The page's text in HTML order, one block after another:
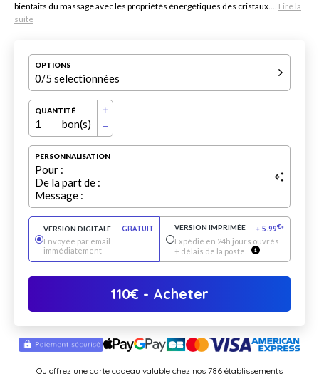
bienfaits du massage avec les propriétés énergétiques des cristaux.... Lire la
suite
OPTIONS
0/5 selectionnées
QUANTITÉ
1 bon(s)
PERSONNALISATION
Pour :
De la part de :
Message :
VERSION DIGITALE
GRATUIT
Envoyée par email
immédiatement
VERSION IMPRIMÉE + 5.99€*
Expédié en 24h jours ouvrés
+ délais de la poste.
110€ - Acheter
Ou offrez une carte cadeau valable chez nos 786 établissements